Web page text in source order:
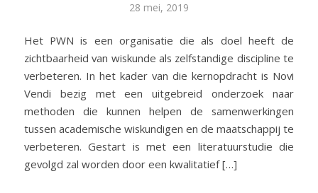
28 mei, 2019
Het PWN is een organisatie die als doel heeft de
zichtbaarheid van wiskunde als zelfstandige discipline te
verbeteren. In het kader van die kernopdracht is Novi
Vendi bezig met een uitgebreid onderzoek naar
methoden die kunnen helpen de samenwerkingen
tussen academische wiskundigen en de maatschappij te
verbeteren. Gestart is met een literatuurstudie die
gevolgd zal worden door een kwalitatief […]